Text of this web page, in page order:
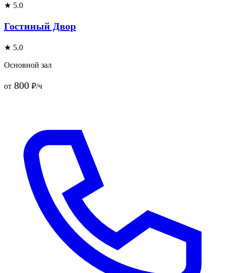
★ 5.0
Гостиный Двор
★ 5.0
Основной зал
от 800 ₽/ч